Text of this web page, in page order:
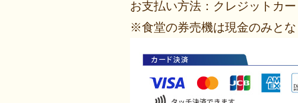
お支払い方法：クレジットカ
※食堂の券売機は現金のみとな